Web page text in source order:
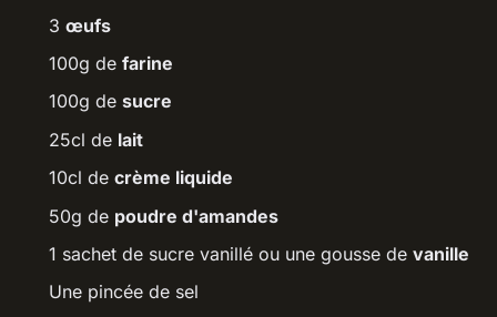
3 œufs
100g de farine
100g de sucre
25cl de lait
10cl de crème liquide
50g de poudre d'amandes
1 sachet de sucre vanillé ou une gousse de vanille
Une pincée de sel